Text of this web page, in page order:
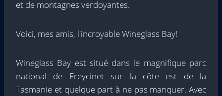
et de montagnes verdoyantes.
Voici, mes amis, l'incroyable Wineglass Bay!
Wineglass Bay est situé dans le magnifique parc
national de Freycinet sur la côte est de la
Tasmanie et quelque part à ne pas manquer. Avec